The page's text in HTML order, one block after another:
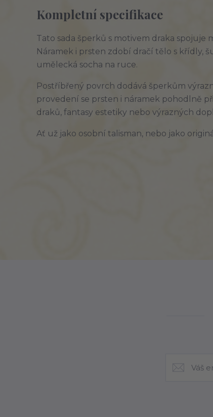
Kompletní specifikace
Tato sada šperků s motivem draka spojuje
Náramek i prsten zdobí dračí tělo s křídly,
umělecká socha na ruce.
Postříbřený povrch dodává šperkům
provedení se prsten i náramek pohodlně
draků, fantasy estetiky nebo výrazných
Ať už jako osobní talisman, nebo jako